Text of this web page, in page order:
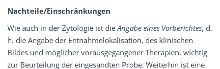
Nachteile/Einschränkungen
Wie auch in der Zytologie ist dieAngabe eines Vorberichtes, d.
h. die Angabe der Entnahmelokalisation, des klinischen
Bildes und möglicher vorausgegangener Therapien, wichtig
zur Beurteilung der eingesandten Probe. Weiterhin ist eine